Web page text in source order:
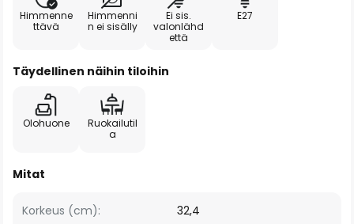
Himmenne
ttävä
Himmenni
n ei sisälly
Ei sis.
valonlähd
että
E27
Täydellinen näihin tiloihin
Olohuone
Ruokailutil
a
Mitat
Korkeus (cm):
32,4